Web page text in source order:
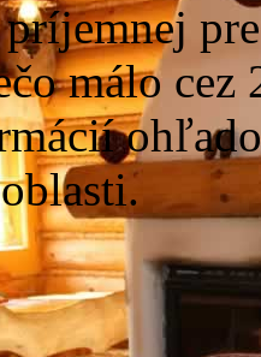
málo cez
oblasti.